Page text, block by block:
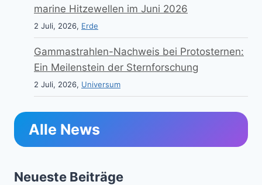
marine Hitzewellen im Juni 2026
2 Juli, 2026, Erde
Gammastrahlen-Nachweis bei Protosternen:
Ein Meilenstein der Sternforschung
2 Juli, 2026, Universum
Alle News
Neueste Beiträge